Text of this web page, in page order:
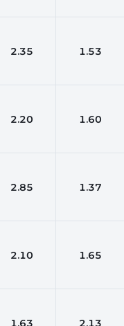
2.35 1.53
2.20 1.60
2.85 1.37
2.10 1.65
1.63 2.13